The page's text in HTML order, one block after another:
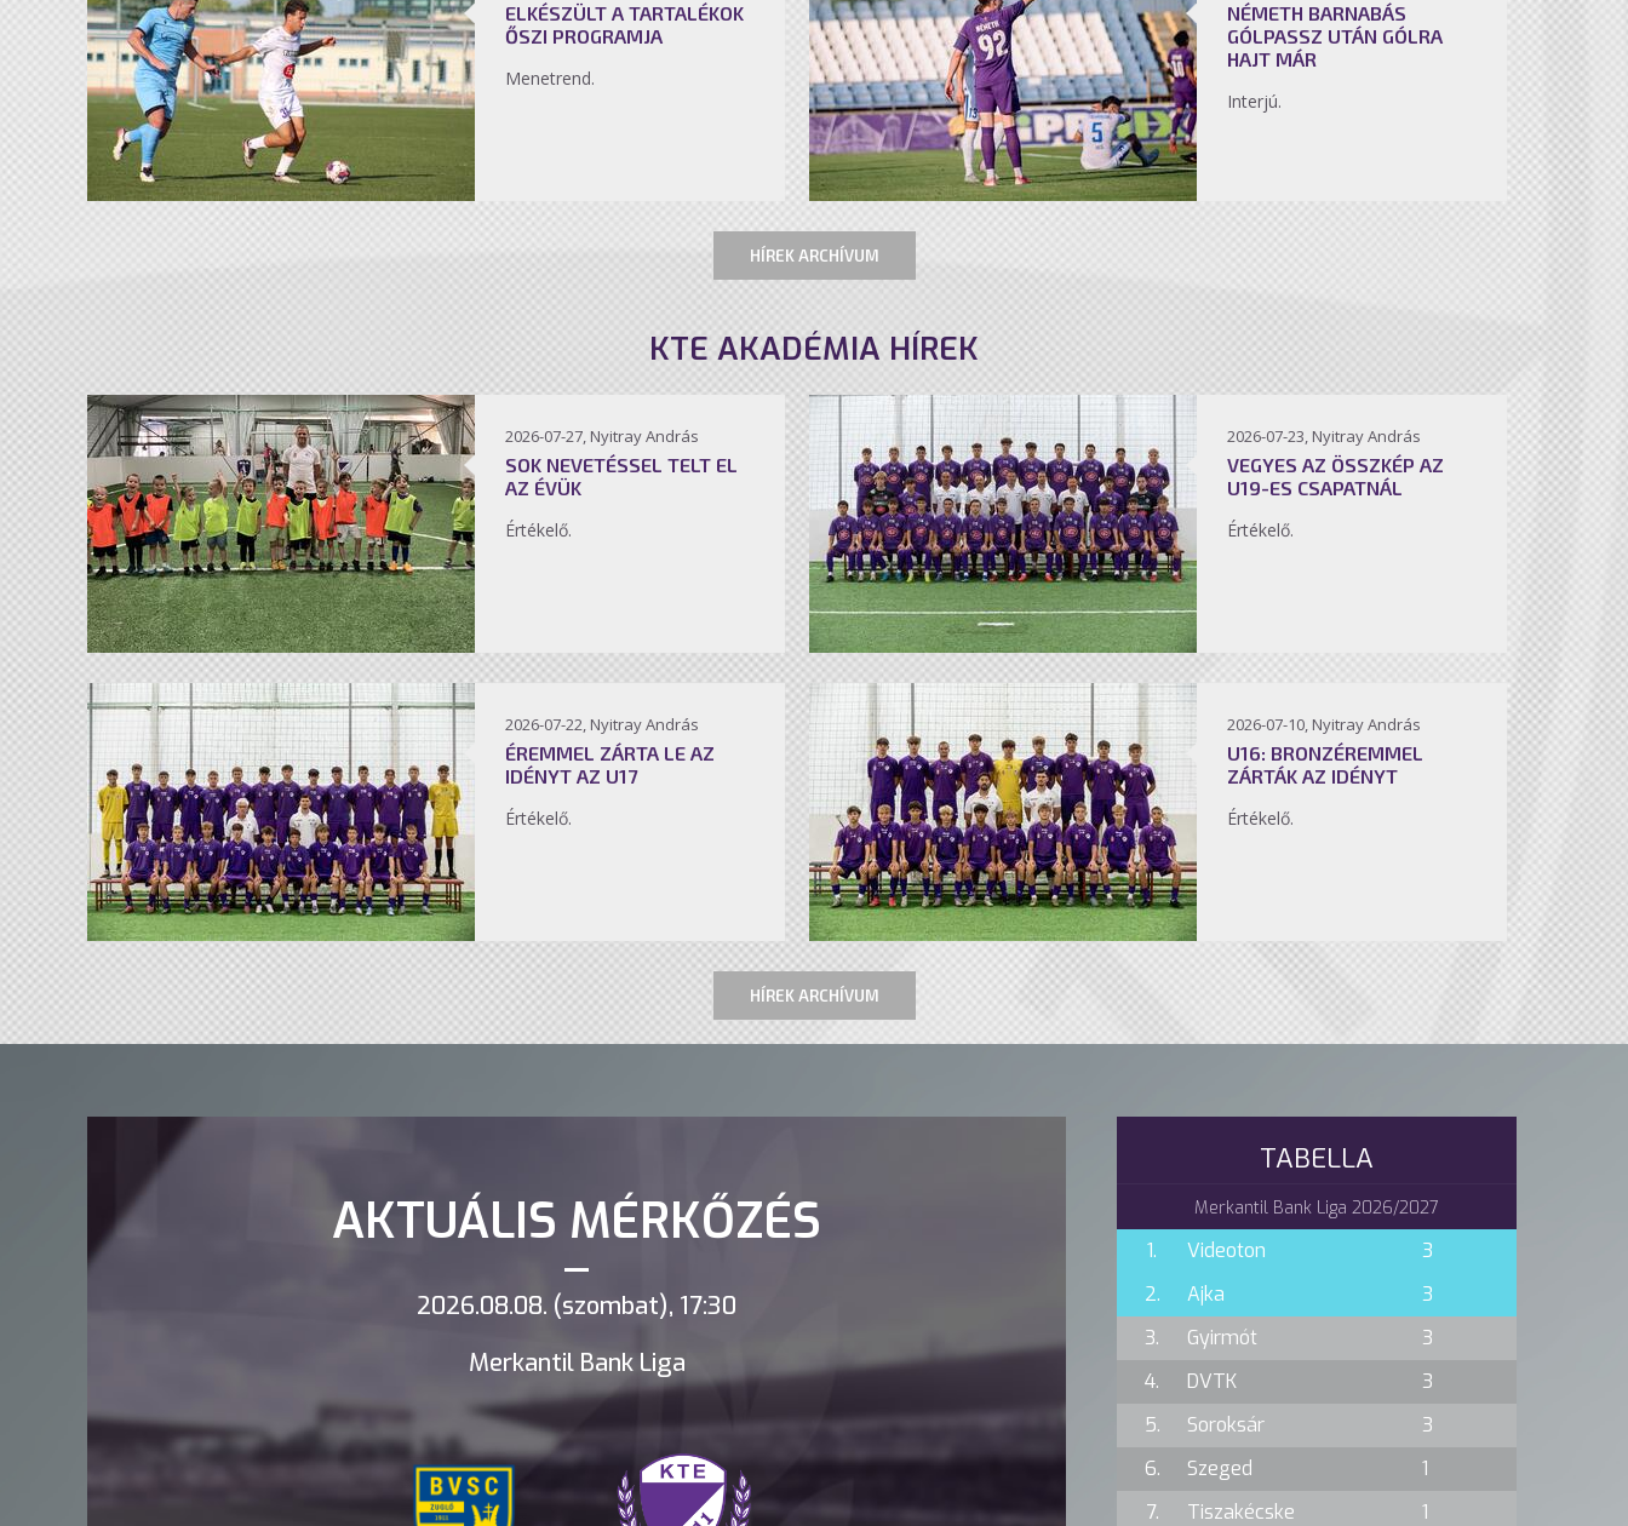
ELKÉSZÜLT A TARTALÉKOK
ŐSZI PROGRAMJA
Menetrend.
NÉMETH BARNABÁS
GÓLPASSZ UTÁN GÓLRA
HAJT MÁR
Interjú.
HÍREK ARCHÍVUM
KTE AKADÉMIA HÍREK
2026-07-27, Nyitray András
SOK NEVETÉSSEL TELT EL
AZ ÉVÜK
Értékelő.
2026-07-23, Nyitray András
VEGYES AZ ÖSSZKÉP AZ
U19-ES CSAPATNÁL
Értékelő.
2026-07-22, Nyitray András
ÉREMMEL ZÁRTA LE AZ
IDÉNYT AZ U17
Értékelő.
2026-07-10, Nyitray András
U16: BRONZÉREMMEL
ZÁRTÁK AZ IDÉNYT
Értékelő.
HÍREK ARCHÍVUM
AKTUÁLIS MÉRKŐZÉS
2026.08.08. (szombat), 17:30
Merkantil Bank Liga
TABELLA
Merkantil Bank Liga 2026/2027
1. Videoton
3
2.
Ajka
3
3.
Gyirmót
3
4.
DVTK
3
5.
Soroksár
3
6.
Szeged
1
7.
Tiszakécske
1